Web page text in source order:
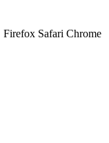
Firefox Safari Chrome